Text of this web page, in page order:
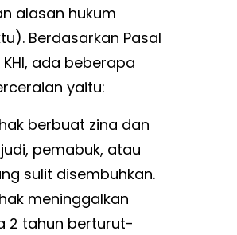
alasan hukum
Berdasarkan Pasal
KHI, ada beberapa
yaitu:
berbuat zina dan
pemabuk, atau
sulit disembuhkan.
meninggalkan
2 tahun berturut-